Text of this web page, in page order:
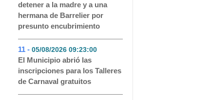
detener a la madre y a una
hermana de Barrelier por
presunto encubrimiento
11 - 05/08/2026 09:23:00- 46
El Municipio abrió las
inscripciones para los Talleres
de Carnaval gratuitos